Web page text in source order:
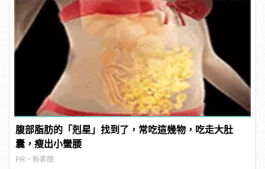
腹部脂肪的「剋星」找到了，常吃這幾物，吃走大肚
囊，瘦出小蠻腰
PR・新素簡